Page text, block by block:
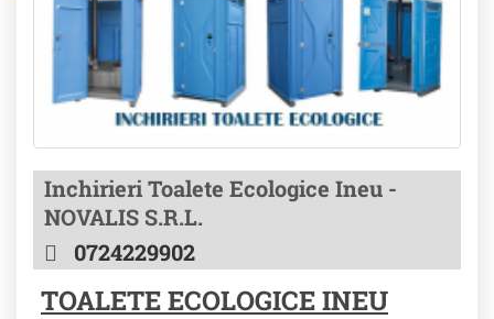
Inchirieri Toalete Ecologice Ineu -
NOVALIS S.R.L.
0724229902
TOALETE ECOLOGICE INEU